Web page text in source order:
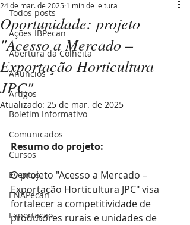
Todos posts
Ações IBPecan
Abertura da Colheita
Anúncios
Artigos
Boletim Informativo
Comunicados
Cursos
Eventos
ENAPecan
Exportação
Oportunidade: projeto
"Acesso a Mercado –
Exportação Horticultura
JPC"
24 de mar. de 2025 1 min de leitura
Atualizado: 25 de mar. de 2025
Resumo do projeto:
O projeto "Acesso a Mercado –
Exportação Horticultura JPC" visa
fortalecer a competitividade de
produtores rurais e unidades de